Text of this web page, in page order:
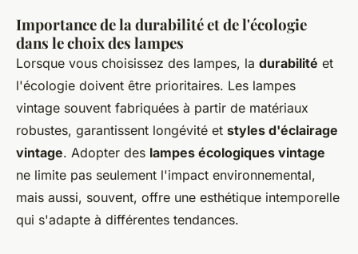
Importance de la durabilité et de l'écologie
dans le choix des lampes
Lorsque vous choisissez des lampes, la durabilité et
l'écologie doivent être prioritaires. Les lampes
vintage souvent fabriquées à partir de matériaux
robustes, garantissent longévité et styles d'éclairage
vintage. Adopter des lampes écologiques vintage
ne limite pas seulement l'impact environnemental,
mais aussi, souvent, offre une esthétique intemporelle
qui s'adapte à différentes tendances.